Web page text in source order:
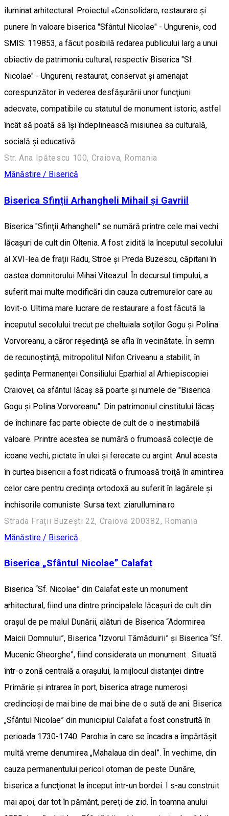
iluminat arhitectural. Proiectul «Consolidare, restaurare şi
punere în valoare biserica "Sfântul Nicolae" - Ungureni», cod
SMIS: 119853, a făcut posibilă redarea publicului larg a unui
obiectiv de patrimoniu cultural, respectiv Biserica "Sf.
Nicolae" - Ungureni, restaurat, conservat şi amenajat
corespunzător în vederea desfăşurării unor funcţiuni
adecvate, compatibile cu statutul de monument istoric, astfel
încât să poată să îşi îndeplinească misiunea sa culturală,
socială şi educativă.
Str. Ana Ipătescu 100, Craiova, Romania
Mănăstire / Biserică
Biserica Sfinții Arhangheli Mihail și Gavriil
Biserica "Sfinţii Arhangheli" se numără printre cele mai vechi
lăcaşuri de cult din Oltenia. A fost zidită la începutul secolului
al XVI-lea de fraţii Radu, Stroe şi Preda Buzescu, căpitani în
oastea domnitorului Mihai Viteazul. În decursul timpului, a
suferit mai multe modificări din cauza cutremurelor care au
lovit-o. Ultima mare lucrare de restaurare a fost făcută la
începutul secolului trecut pe cheltuiala soţilor Gogu şi Polina
Vorvoreanu, a căror reşedinţă se afla în vecinătate. În semn
de recunoştinţă, mitropolitul Nifon Criveanu a stabilit, în
şedinţa Permanenţei Consiliului Eparhial al Arhiepiscopiei
Craiovei, ca sfântul lăcaş să poarte şi numele de "Biserica
Gogu şi Polina Vorvoreanu". Din patrimoniul cinstitului lăcaş
de închinare fac parte obiecte de cult de o inestimabilă
valoare. Printre acestea se numără o frumoasă colecţie de
icoane vechi, pictate în ulei şi ferecate cu argint. Anul acesta
în curtea bisericii a fost ridicată o frumoasă troiţă în amintirea
celor care pentru credinţa ortodoxă au suferit în lagărele şi
închisorile comuniste. Sursa text: ziarullumina.ro
Strada Frații Buzești 22, Craiova 200382, Romania
Mănăstire / Biserică
Biserica „Sfântul Nicolae” Calafat
Biserica “Sf. Nicolae” din Calafat este un monument
arhitectural, fiind una dintre principalele lăcașuri de cult din
orașul de pe malul Dunării, alături de Biserica “Adormirea
Maicii Domnului”, Biserica “Izvorul Tămăduirii” și Biserica “Sf.
Mucenic Gheorghe”, fiind considerata un monument . Situată
într-o zonă centrală a orașului, la mijlocul distanței dintre
Primărie și intrarea în port, biserica atrage numeroși
credincioși de mai bine de mai bine de o sută de ani. Biserica
„Sfântul Nicolae” din municipiul Calafat a fost construită în
perioada 1730-1740. Parohia în care se încadra a împărtăşit
multă vreme denumirea „Mahalaua din deal”. În vechime, din
cauza permanentului pericol otoman de peste Dunăre,
biserica a funcţionat la început într-un bordei. I s-au construit
mai apoi, dar tot în pământ, pereţi de zid. În toamna anului